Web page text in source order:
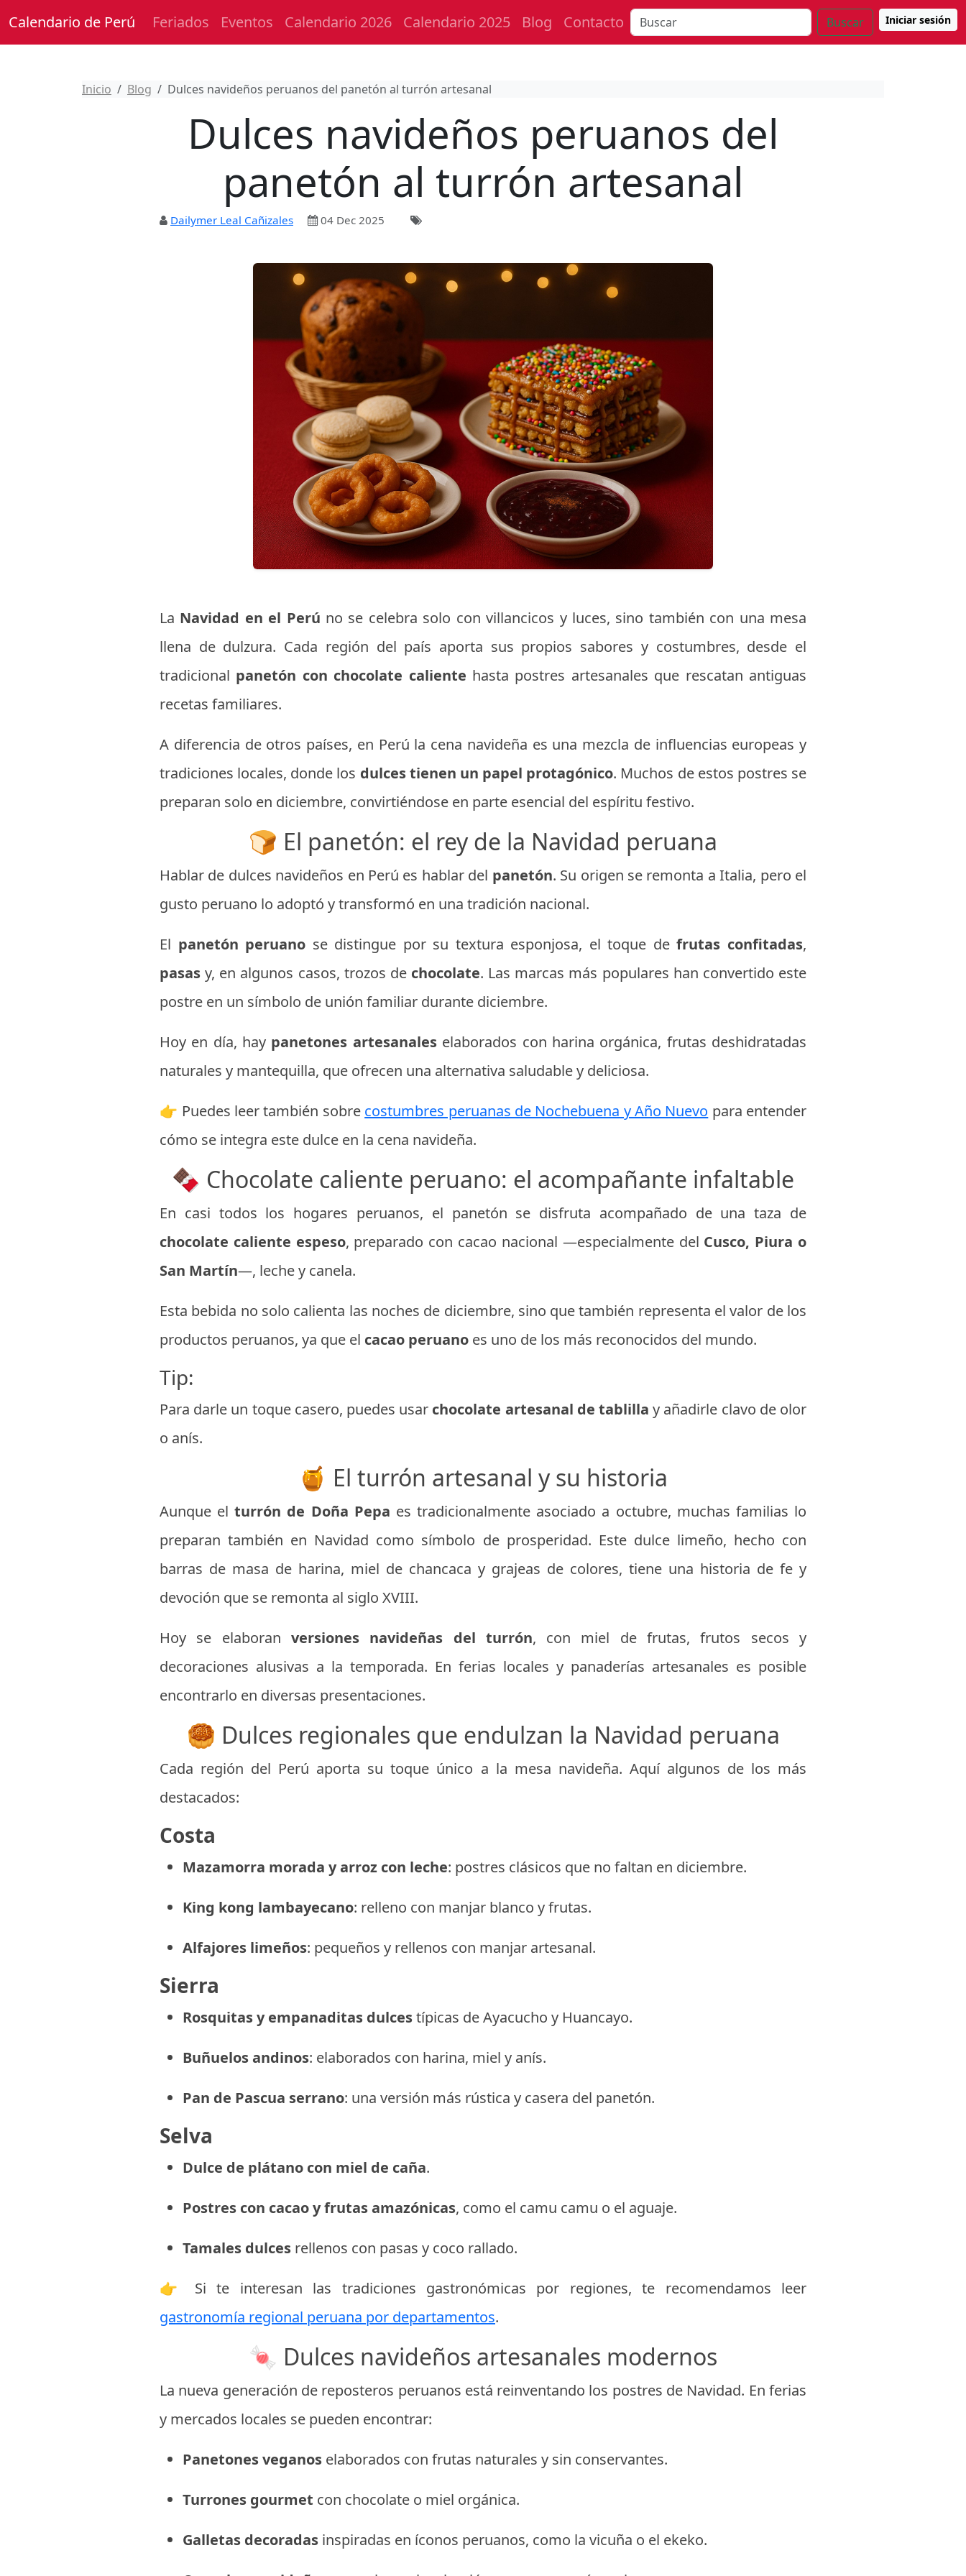
Calendario de Perú Feriados Eventos Calendario 2026 Calendario 2025 Blog Contacto Buscar Iniciar sesión
Inicio Blog Dulces navideños peruanos del panetón al turrón artesanal
Dulces navideños peruanos del
panetón al turrón artesanal
Dailymer Leal Cañizales 04 Dec 2025
La Navidad en el Perú no se celebra solo con villancicos y luces, sino también con una mesa
llena de dulzura. Cada región del país aporta sus propios sabores y costumbres, desde el
tradicional panetón con chocolate caliente hasta postres artesanales que rescatan antiguas
recetas familiares.
A diferencia de otros países, en Perú la cena navideña es una mezcla de influencias europeas y
tradiciones locales, donde los dulces tienen un papel protagónico. Muchos de estos postres se
preparan solo en diciembre, convirtiéndose en parte esencial del espíritu festivo.
🍞 El panetón: el rey de la Navidad peruana
Hablar de dulces navideños en Perú es hablar del panetón. Su origen se remonta a Italia, pero el
gusto peruano lo adoptó y transformó en una tradición nacional.
El panetón peruano se distingue por su textura esponjosa, el toque defrutas confitadas,
pasas y, en algunos casos, trozos de chocolate. Las marcas más populares han convertido este
postre en un símbolo de unión familiar durante diciembre.
Hoy en día, hay panetones artesanaleselaborados con harina orgánica, frutas deshidratadas
naturales y mantequilla, que ofrecen una alternativa saludable y deliciosa.
👉 Puedes leer también sobre costumbres peruanas de Nochebuena y Año Nuevo para entender
cómo se integra este dulce en la cena navideña.
🍫 Chocolate caliente peruano: el acompañante infaltable
En casi todos los hogares peruanos, el panetón se disfruta acompañado de una taza de
chocolate caliente espeso, preparado con cacao nacional —especialmente del Cusco, Piura o
San Martín—, leche y canela.
Esta bebida no solo calienta las noches de diciembre, sino que también representa el valor de los
productos peruanos, ya que el cacao peruano es uno de los más reconocidos del mundo.
Tip:
Para darle un toque casero, puedes usar chocolate artesanal de tablilla y añadirle clavo de olor
o anís.
🍯 El turrón artesanal y su historia
Aunque elturrón de Doña Pepa es tradicionalmente asociado a octubre, muchas familias lo
preparan también en Navidad como símbolo de prosperidad. Este dulce limeño, hecho con
barras de masa de harina, miel de chancaca y grajeas de colores, tiene una historia de fe y
devoción que se remonta al siglo XVIII.
Hoy se elaboran versiones navideñas del turrón, con miel de frutas, frutos secos y
decoraciones alusivas a la temporada. En ferias locales y panaderías artesanales es posible
encontrarlo en diversas presentaciones.
🥮 Dulces regionales que endulzan la Navidad peruana
Cada región del Perú aporta su toque único a la mesa navideña. Aquí algunos de los más
destacados:
Costa
Mazamorra morada y arroz con leche: postres clásicos que no faltan en diciembre.
King kong lambayecano: relleno con manjar blanco y frutas.
Alfajores limeños: pequeños y rellenos con manjar artesanal.
Sierra
Rosquitas y empanaditas dulcestípicas de Ayacucho y Huancayo.
Buñuelos andinos: elaborados con harina, miel y anís.
Pan de Pascua serrano: una versión más rústica y casera del panetón.
Selva
Dulce de plátano con miel de caña.
Postres con cacao y frutas amazónicas, como el camu camu o el aguaje.
Tamales dulces rellenos con pasas y coco rallado.
👉 Si te interesan las tradiciones gastronómicas por regiones, te recomendamos leer
gastronomía regional peruana por departamentos.
🍬 Dulces navideños artesanales modernos
La nueva generación de reposteros peruanos está reinventando los postres de Navidad. En ferias
y mercados locales se pueden encontrar:
Panetones veganos elaborados con frutas naturales y sin conservantes.
Turrones gourmet con chocolate o miel orgánica.
Galletas decoradas inspiradas en íconos peruanos, como la vicuña o el ekeko.